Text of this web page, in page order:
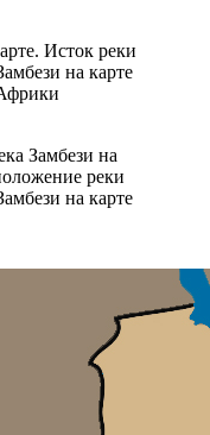
Исток реки
на карте
Замбези на
реки
на карте